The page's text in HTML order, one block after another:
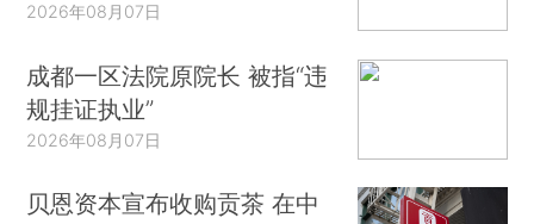
2026年08月07日
成都一区法院原院长 被指“违
规挂证执业”
2026年08月07日
贝恩资本宣布收购贡茶 在中